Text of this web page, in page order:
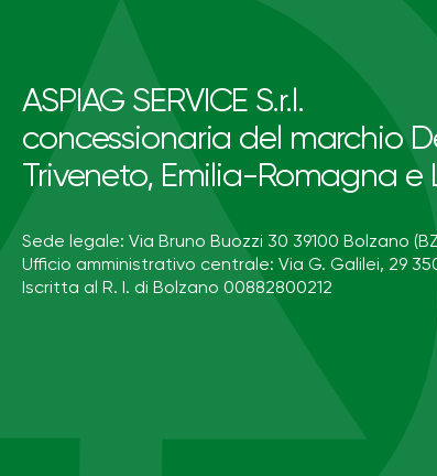
ASPIAG SERVICE S.r.l.
concessionaria del marchio
Triveneto, Emilia-Romagna
Sede legale: Via Bruno Buozzi 30 39100 Bolzano
Ufficio amministrativo centrale: Via G. Galilei, 29
Iscritta al R. I. di Bolzano 00882800212